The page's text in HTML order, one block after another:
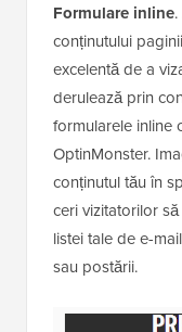
Formulare inline
conținutului
excelentă de a
derulează prin
formularele inline
OptinMonster.
conținutul tău în
ceri vizitatorilor
listei tale de e-
sau postării.